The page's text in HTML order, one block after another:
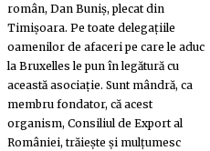
român, Dan Buniș, plecat din
Timișoara. Pe toate delegațiile
oamenilor de afaceri pe care le aduc
la Bruxelles le pun în legătură cu
această asociație. Sunt mândră, ca
membru fondator, că acest
organism, Consiliul de Export al
României, trăiește și mulțumesc